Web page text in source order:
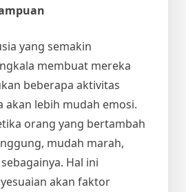
yang semakin
membuat mereka
beberapa aktivitas
akan lebih mudah emosi.
orang yang bertambah
mudah marah,
Hal ini
akan faktor